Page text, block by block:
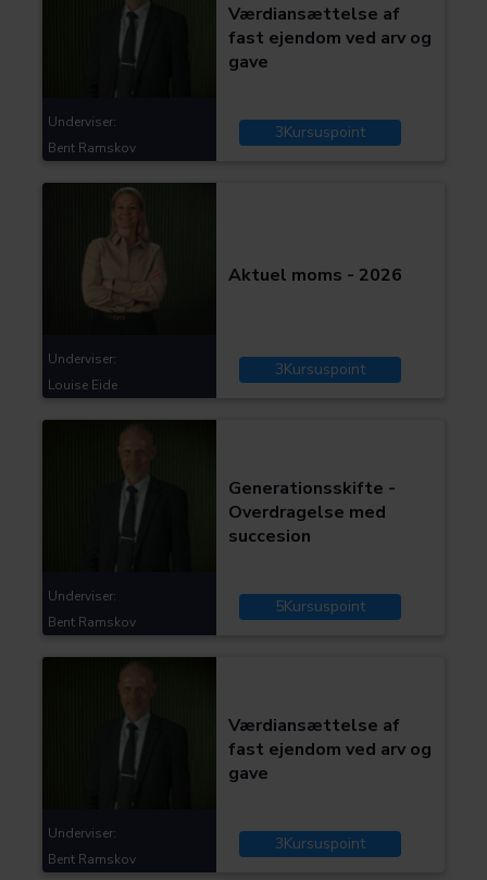
Værdiansættelse af
fast ejendom ved arv og
gave
3Kursuspoint
Underviser:
Bent Ramskov
Aktuel moms - 2026
3Kursuspoint
Underviser:
Louise Eide
Generationsskifte -
Overdragelse med
succesion
5Kursuspoint
Underviser:
Bent Ramskov
Værdiansættelse af
fast ejendom ved arv og
gave
3Kursuspoint
Underviser:
Bent Ramskov